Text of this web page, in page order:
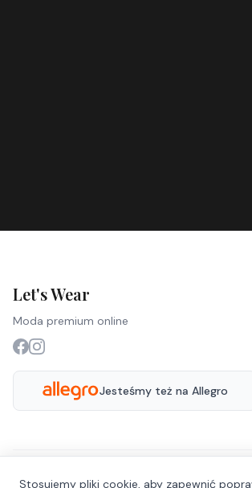
Let's Wear
Moda premium online
Jesteśmy też na Allegro
Stosujemy pliki cookie, aby zapewnić